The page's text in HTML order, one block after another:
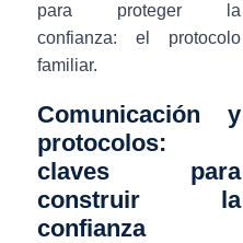
para proteger la
confianza: el protocolo
familiar.
Comunicación y
protocolos:
claves para
construir la
confianza